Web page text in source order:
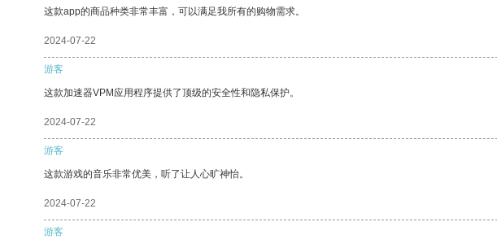
这款app的商品种类非常丰富，可以满足我所有的购物需求。
2024-07-22
游客
这款加速器VPM应用程序提供了顶级的安全性和隐私保护。
2024-07-22
游客
这款游戏的音乐非常优美，听了让人心旷神怡。
2024-07-22
游客